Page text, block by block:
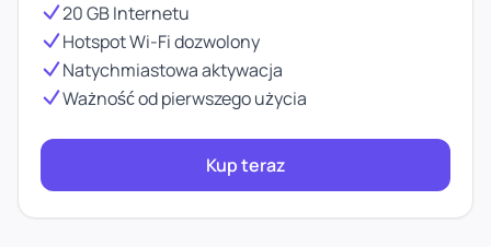
20 GB Internetu
Hotspot Wi-Fi dozwolony
Natychmiastowa aktywacja
Ważność od pierwszego użycia
Kup teraz